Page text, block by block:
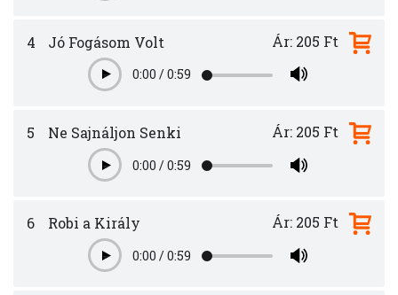
4 Jó Fogásom Volt
Play0:00 /0:59
Ár: 205 Ft
5 Ne Sajnáljon Senki
Play0:00 /0:59
Ár: 205 Ft
6 Robi a Király
Play0:00 /0:59
Ár: 205 Ft